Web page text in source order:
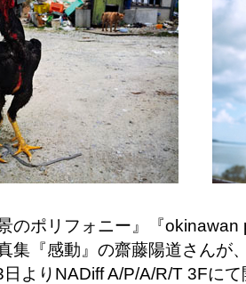
のポリフォニー』『
集『感動』の齋藤陽道さんが
よりNADiff A/P/A/R/T 3Fに